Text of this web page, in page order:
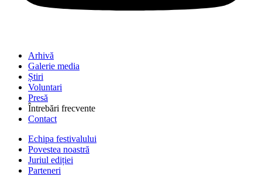
Arhivă
Galerie media
Știri
Voluntari
Presă
Întrebări frecvente
Contact
Echipa festivalului
Povestea noastră
Juriul ediției
Parteneri